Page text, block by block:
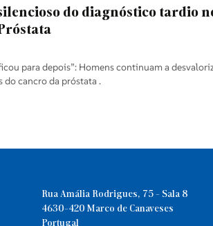
do diagnóstico tardio
para depois”: Homens continuam a
do cancro da próstata .
Rua Amália Rodrigues, 75 - Sala 8
4630-420 Marco de Canaveses
Portugal